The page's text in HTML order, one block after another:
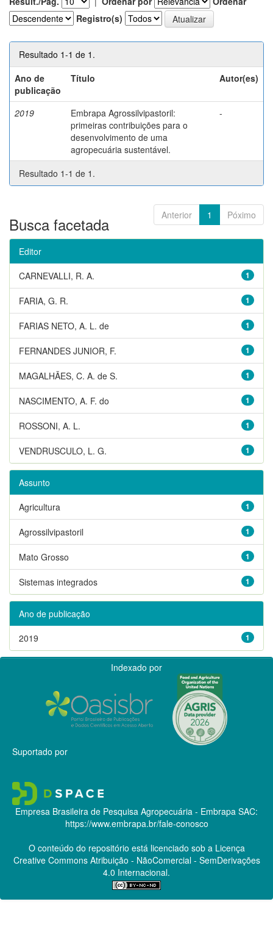
Registro(s)
Resultado 1-1 de 1.
Ano de
publicação
Título Autor(es)
2019
Embrapa Agrossilvipastoril:
primeiras contribuições para o
desenvolvimento de uma
agropecuária sustentável.
-
Resultado 1-1 de 1.
Anterior 1 Póximo
Busca facetada
Editor
1
CARNEVALLI, R. A.
1
FARIA, G. R.
1
FARIAS NETO, A. L. de
1
FERNANDES JUNIOR, F.
1
MAGALHÃES, C. A. de S.
1
NASCIMENTO, A. F. do
1
ROSSONI, A. L.
1
VENDRUSCULO, L. G.
Assunto
1
Agricultura
1
Agrossilvipastoril
1
Mato Grosso
1
Sistemas integrados
Ano de publicação
1
2019
Indexado por
Suportado por
Empresa Brasileira de Pesquisa Agropecuária - Embrapa SAC:
https://www.embrapa.br/fale-conosco
O conteúdo do repositório está licenciado sob a Licença
Creative CommonsAtribuição - NãoComercial - SemDerivações
4.0 Internacional.